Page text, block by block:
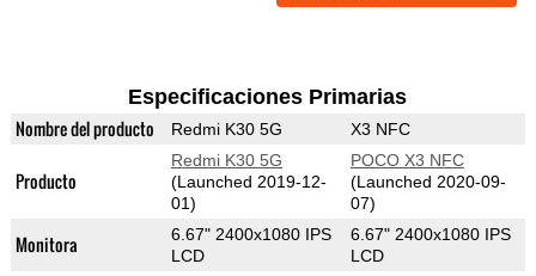
Especificaciones Primarias
Nombre del producto Redmi K30 5G X3 NFC
Producto
Redmi K30 5G
(Launched 2019-12-
01)
POCO X3 NFC
(Launched 2020-09-
07)
Monitora
6.67" 2400x1080 IPS
LCD
6.67" 2400x1080 IPS
LCD